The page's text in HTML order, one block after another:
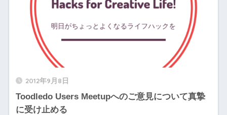
2012年9月8日
Toodledo Users Meetupへのご意見について真摯
に受け止める